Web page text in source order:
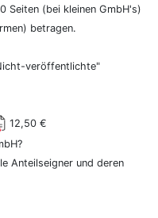
Seiten (bei kleinen GmbH's)
betragen.
veröffentlichte"
12,50 €
Anteilseigner und deren